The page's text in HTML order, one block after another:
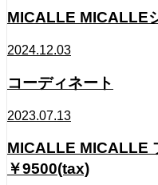
MICALLE MICALLE
2024.12.03
コーディネート
2023.07.13
MICALLE MICALLE
￥9500(tax)